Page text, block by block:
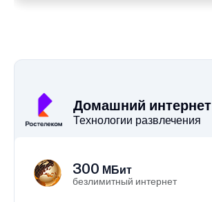
Домашний интернет
Технологии развлечения
300 МБит
безлимитный интернет